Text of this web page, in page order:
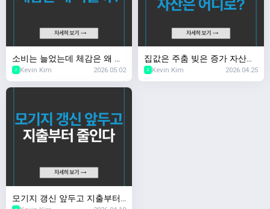
소비는 늘었는데 체감은 왜 다
를까?
2 Kevin Kim 2026.05.02
집값은 주춤 빚은 증가 자산은
어디로?
2 Kevin Kim 2026.04.25
모기지 갱신 앞두고 지출부터